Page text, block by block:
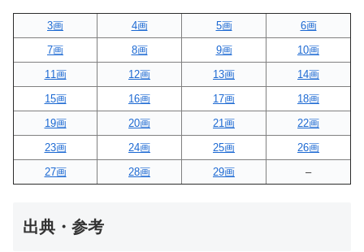
3画 4画 5画
6画
7画
8画 9画
10画
11画
12画 13画
14画
15画
16画 17画
18画
19画
20画 21画
22画
23画
24画 25画
26画
27画
28画 29画 –
出典・参考